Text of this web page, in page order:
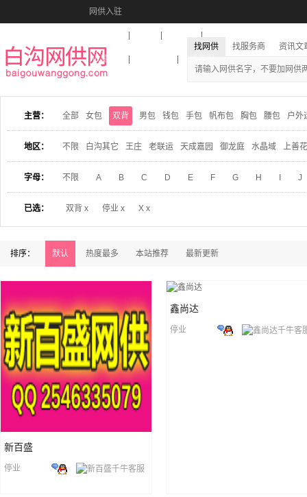
网供入驻
收藏本站
找网供 找服务商 资讯文
主营： 全部 女包 双背 男包 钱包 手包 帆布包 胸包 腰包 户外
地区： 不限 白沟其它 王庄 老联运 天成嘉园 御龙庭 水晶域 上善
字母： 不限 A B C D E F G H J
已选： 双背 x 停业 x X x
排序： 默认 热度最多 本站推荐 最新更新
新百盛
停业
鑫尚达
停业